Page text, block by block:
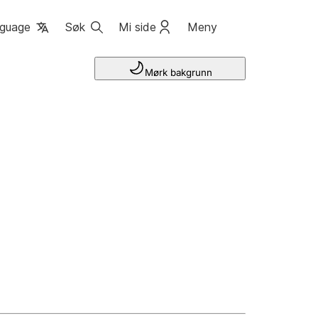
Søk Mi side Meny
Mørk bakgrunn